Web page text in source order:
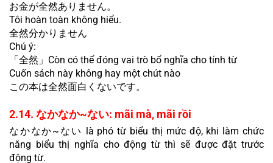
お金が全然ありません。
Tôi hoàn toàn không hiểu.
全然分かりません
Chú ý:
「全然」Còn có thể đóng vai trò bổ nghĩa cho tính từ
Cuốn sách này không hay một chút nào
この本は全然面白くないです。
2.14. なかなか~ない: mãi mà, mãi rồi
なかなか~ない là phó từ biểu thị mức độ, khi làm chức
năng biểu thị nghĩa cho động từ thì sẽ được đặt trước
động từ.